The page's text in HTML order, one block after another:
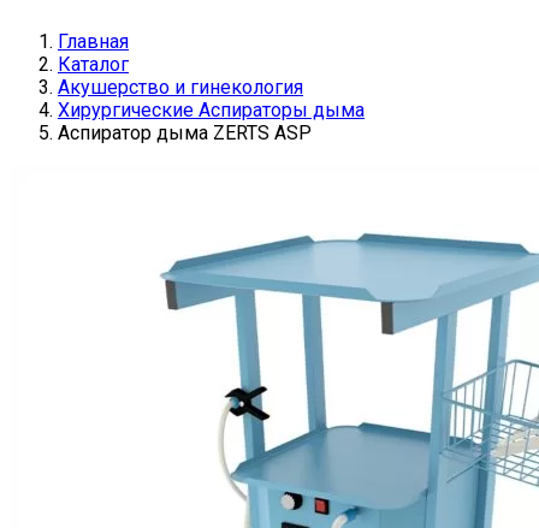
Главная
Каталог
Акушерство и гинекология
Хирургические Аспираторы дыма
Аспиратор дыма ZERTS ASP